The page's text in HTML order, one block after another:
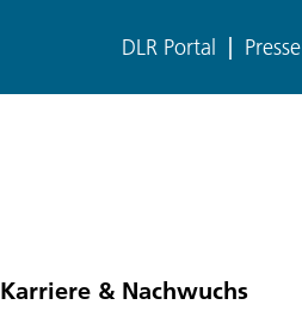
DLR Portal Presse
Karriere & Nachwuchs